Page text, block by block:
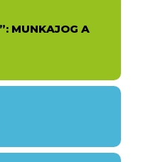
MUNKAJOG A